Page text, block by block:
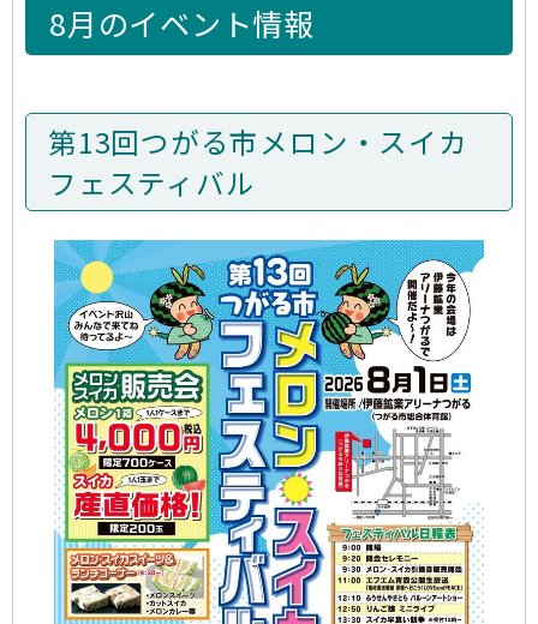
8月のイベント情報
第13回つがる市メロン・スイカ
フェスティバル